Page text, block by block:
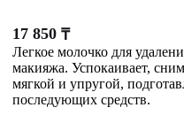
17 850 ₸
Легкое молочко для
макияжа. Успокаивает,
мягкой и упругой,
последующих средств.